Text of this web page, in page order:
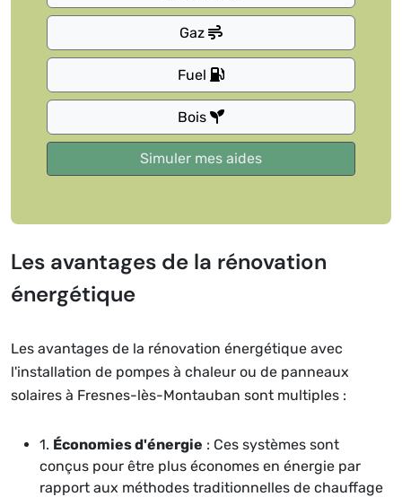
Gaz
Fuel
Bois
Les avantages de la rénovation
énergétique
Les avantages de la rénovation énergétique avec
l'installation de pompes à chaleur ou de panneaux
solaires à Fresnes-lès-Montauban sont multiples :
1. Économies d'énergie : Ces systèmes sont
conçus pour être plus économes en énergie par
rapport aux méthodes traditionnelles de chauffage